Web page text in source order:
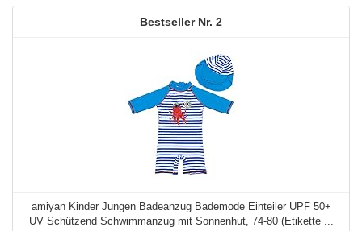
2
amiyan Kinder Jungen Badeanzug Bademode Einteiler UPF 50+
UV Schützend Schwimmanzug mit Sonnenhut, 74-80 (Etikette ...